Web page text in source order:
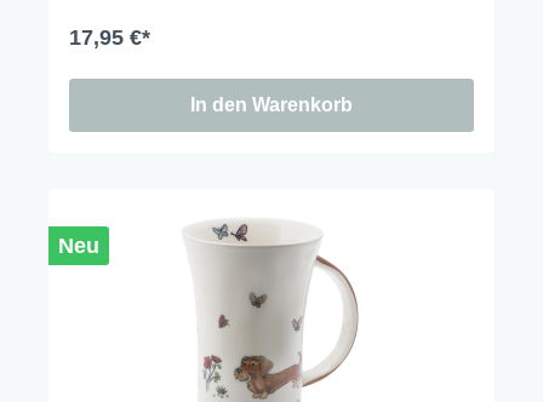
17,95 €*
In den Warenkorb
Neu